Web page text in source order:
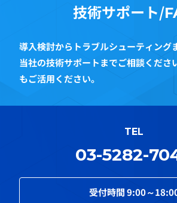
技術サポート/
導入検討からトラブルシューティング
当社の技術サポートまでご相談くださ
もご活用ください。
TEL
03-5282-
受付時間9:00～